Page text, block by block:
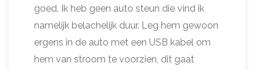
goed. Ik heb geen auto steun die vind ik
namelijk belachelijk duur. Leg hem gewoon
ergens in de auto met een USB kabel om
hem van stroom te voorzien, dit gaat